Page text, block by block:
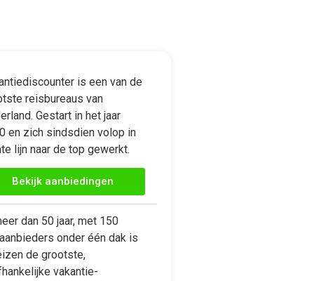
is een van de
reisbureaus van
Gestart in het jaar
en zich sindsdien volop in
lijn naar de top gewerkt.
Bekijk aanbiedingen
dan 50 jaar, met 150
onder één dak is
de grootste,
vakantie-